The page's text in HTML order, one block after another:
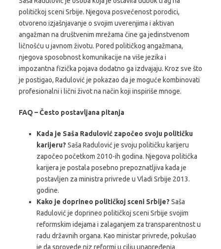
političkoj sceni Srbije. Njegova posvećenost porodici,
otvoreno izjašnjavanje o svojim uverenjima i aktivan
angažman na društvenim mrežama čine ga jedinstvenom
ličnošću u javnom životu. Pored političkog angažmana,
njegova sposobnost komunikacije na više jezika i
impozantna fizička pojava dodatno ga izdvajaju. Kroz sve što
je postigao, Radulović je pokazao da je moguće kombinovati
profesionalni i lični život na način koji inspiriše mnoge.
FAQ – Često postavljana pitanja
Kada je Saša Radulović započeo svoju političku
karijeru? Saša Radulović je svoju političku karijeru
započeo početkom 2010-ih godina. Njegova politička
karijera je postala posebno prepoznatljiva kada je
postavljen za ministra privrede u Vladi Srbije 2013.
godine.
Kako je doprineo političkoj sceni Srbije? Saša
Radulović je doprineo političkoj sceni Srbije svojim
reformskim idejama i zalaganjem za transparentnost u
radu državnih organa. Kao ministar privrede, pokušao
je da sprovede niz reformi u cilju unapređenja